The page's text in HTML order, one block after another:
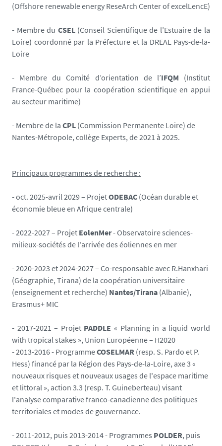
(Offshore renewable energy ReseArch Center of excelLencE)
- Membre du CSEL(Conseil Scientifique de l’Estuaire de la
Loire) coordonné par la Préfecture et la DREAL Pays-de-la-
Loire
- Membre du Comité d’orientation de l’IFQM (Institut
France-Québec pour la coopération scientifique en appui
au secteur maritime)
- Membre de la CPL (Commission Permanente Loire) de
Nantes-Métropole, collège Experts, de 2021 à 2025.
Principaux programmes de recherche :
- oct. 2025-avril 2029 – ProjetODEBAC (Océan durable et
économie bleue en Afrique centrale)
- 2022-2027 – Projet EolenMer- Observatoire sciences-
milieux-sociétés de l'arrivée des éoliennes en mer
- 2020-2023 et 2024-2027 – Co-responsable avec R.Hanxhari
(Géographie, Tirana) de la coopération universitaire
(enseignement et recherche) Nantes/Tirana (Albanie),
Erasmus+ MIC
- 2017-2021 – Projet PADDLE « Planning in a liquid world
with tropical stakes », Union Européenne – H2020
- 2013-2016 - ProgrammeCOSELMAR (resp. S. Pardo et P.
Hess) financé par la Région des Pays-de-la-Loire, axe 3 «
nouveaux risques et nouveaux usages de l'espace maritime
et littoral », action 3.3 (resp. T. Guineberteau) visant
l'analyse comparative franco-canadienne des politiques
territoriales et modes de gouvernance.
- 2011-2012, puis 2013-2014 - Programmes POLDER, puis